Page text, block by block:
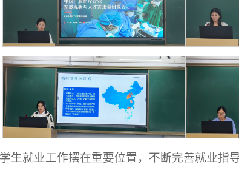
生就业工作摆在重要位置，不断完善就业指